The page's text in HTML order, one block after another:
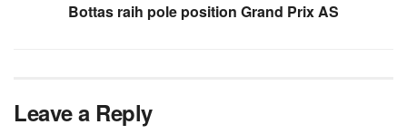
Bottas raih pole position Grand Prix AS
Leave a Reply